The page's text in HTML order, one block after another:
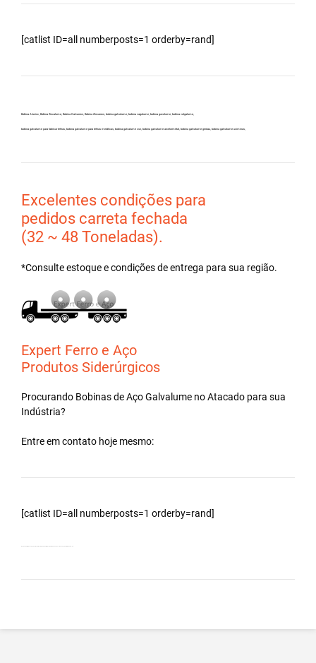
[catlist ID=all numberposts=1 orderby=rand]
Bobina Aluzinc, Bobina Zincalume, Bobina Galvanew, Bobina Zincanew, bobina galvolume, bobina vagalume, bobina gavolume, bobina valgalume,
bobina galvalume para fabricar telhas, bobina galvalume para telhas metálicas, bobina galvalume csn, bobina galvalume arcelormittal, bobina galvalume gerdau, bobina galvalume usiminas,
Excelentes condições para
pedidos carreta fechada
(32 ~ 48 Toneladas).
*Consulte estoque e condições de entrega para sua região.
Expert Ferro e Aço
Produtos Siderúrgicos
Procurando Bobinas deAço Galvalume noAtacado para sua
Indústria?
Entre em contato hoje mesmo:
[catlist ID=all numberposts=1 orderby=rand]